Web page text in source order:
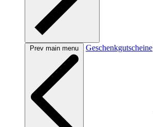
Prev main menu Geschenkgutscheine